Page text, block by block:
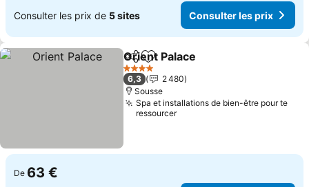
Consulter les prix de 5 sites Consulter les prix
PartagerAjouter à mes favoris
Orient Palace
4 Étoiles
6,3
2 480
Sousse
Spa et installations de bien-être pour te
ressourcer
De 63 €